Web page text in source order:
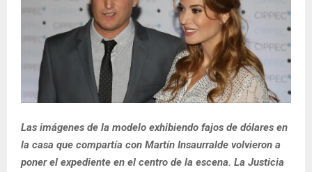
Las imágenes de la modelo exhibiendo fajos de dólares en
la casa que compartía con Martín Insaurralde volvieron a
poner el expediente en el centro de la escena. La Justicia